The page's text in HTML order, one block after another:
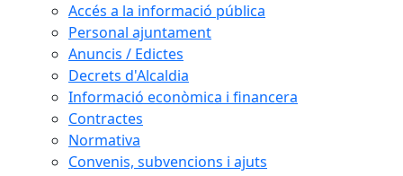
Accés a la informació pública
Personal ajuntament
Anuncis / Edictes
Decrets d'Alcaldia
Informació econòmica i financera
Contractes
Normativa
Convenis, subvencions i ajuts